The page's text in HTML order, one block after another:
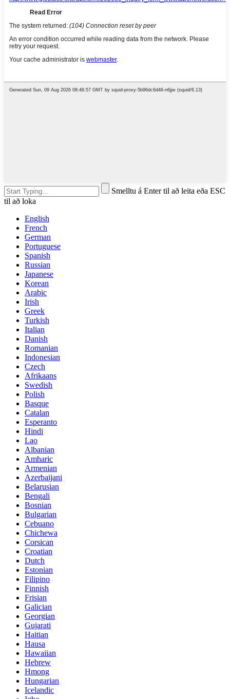
Smelltu á Enter til að leita eða ESC
til að loka
English
French
German
Portuguese
Spanish
Russian
Japanese
Korean
Arabic
Irish
Greek
Turkish
Italian
Danish
Romanian
Indonesian
Czech
Afrikaans
Swedish
Polish
Basque
Catalan
Esperanto
Hindi
Lao
Albanian
Amharic
Armenian
Azerbaijani
Belarusian
Bengali
Bosnian
Bulgarian
Cebuano
Chichewa
Corsican
Croatian
Dutch
Estonian
Filipino
Finnish
Frisian
Galician
Georgian
Gujarati
Haitian
Hausa
Hawaiian
Hebrew
Hmong
Hungarian
Icelandic